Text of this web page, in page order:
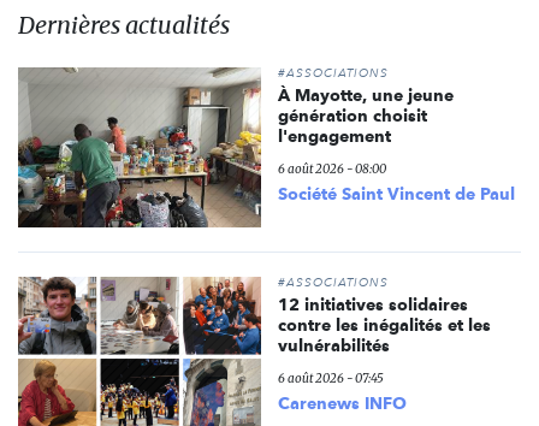
Dernières actualités
#ASSOCIATIONS
À Mayotte, une jeune
génération choisit
l'engagement
6 août 2026 - 08:00
Société Saint Vincent de Paul
#ASSOCIATIONS
12 initiatives solidaires
contre les inégalités et les
vulnérabilités
6 août 2026 - 07:45
Carenews INFO